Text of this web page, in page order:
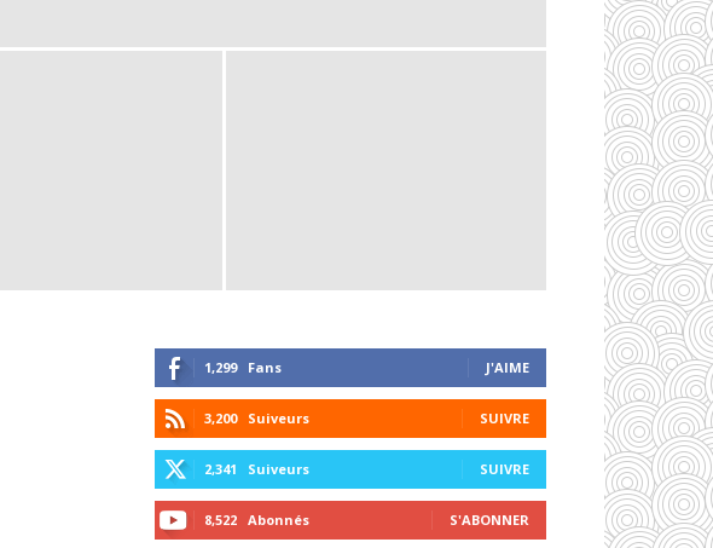
1,299 Fans J'AIME
3,200 Suiveurs SUIVRE
2,341 Suiveurs SUIVRE
8,522 Abonnés S'ABONNER